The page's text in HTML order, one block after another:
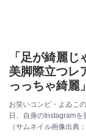
「足が綺麗じ
美脚際立つレ
っっちゃ綺麗」
お笑いコンビ・よゐこ
日、自身のInstagramを
（サムネイル画像出典